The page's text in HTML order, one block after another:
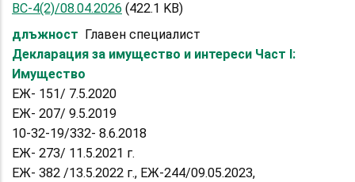
ВС-4(2)/08.04.2026 (422.1 KB)
длъжност
Главен специалист
Декларация за имущество и интереси Част I:
Имущество
ЕЖ- 151/ 7.5.2020
ЕЖ- 207/ 9.5.2019
10-32-19/332- 8.6.2018
ЕЖ- 273/ 11.5.2021 г.
ЕЖ- 382 /13.5.2022 г., ЕЖ-244/09.05.2023,